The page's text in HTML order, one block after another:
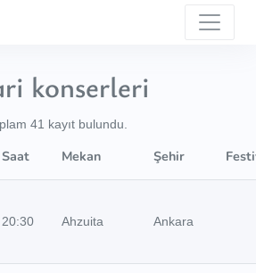
konserleri
41 kayıt bulundu.
Saat Mekan Şehir
20:30 Ahzuita Ankara